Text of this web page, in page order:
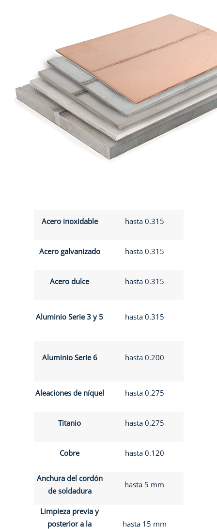
Acero inoxidable hasta 0.315
Acero galvanizado hasta 0.315
Acero dulce hasta 0.315
Aluminio Serie 3 y 5 hasta 0.315
Aluminio Serie 6 hasta 0.200
Aleaciones de níquel hasta 0.275
Titanio hasta 0.275
Cobre hasta 0.120
Anchura del cordón
de soldadura
hasta 5 mm
Limpieza previa y
posterior a la
hasta 15 mm